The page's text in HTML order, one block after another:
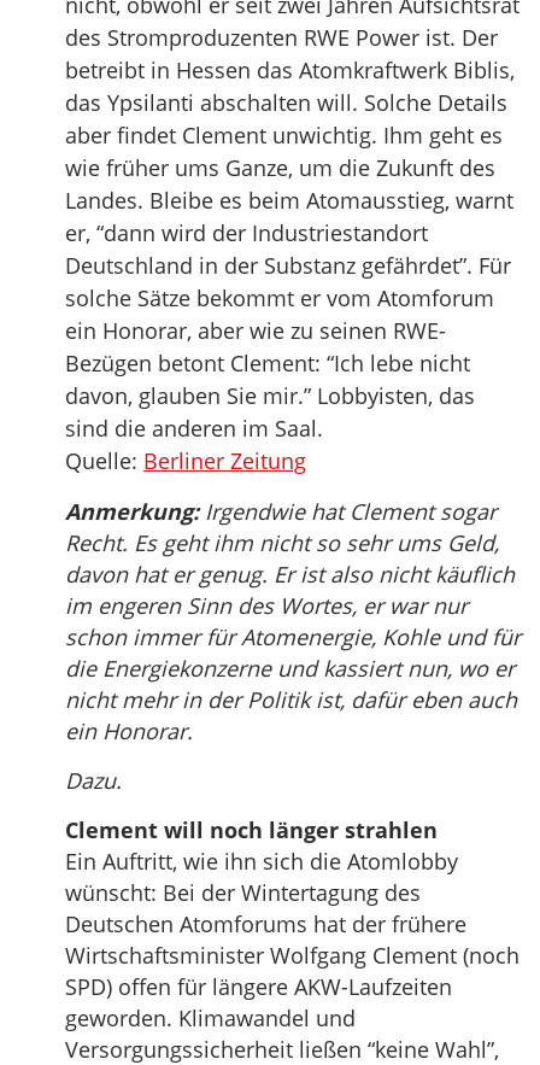
des Stromproduzenten RWE Power ist. Der
betreibt in Hessen das Atomkraftwerk Biblis,
das Ypsilanti abschalten will. Solche Details
aber findet Clement unwichtig. Ihm geht es
wie früher ums Ganze, um die Zukunft des
Landes. Bleibe es beim Atomausstieg, warnt
er, “dann wird der Industriestandort
Deutschland in der Substanz gefährdet”. Für
solche Sätze bekommt er vom Atomforum
ein Honorar, aber wie zu seinen RWE-
Bezügen betont Clement: “Ich lebe nicht
davon, glauben Sie mir.” Lobbyisten, das
sind die anderen im Saal.
Quelle: Berliner Zeitung
Anmerkung:Irgendwie hat Clement sogar
Recht. Es geht ihm nicht so sehr ums Geld,
davon hat er genug. Er ist also nicht käuflich
im engeren Sinn des Wortes, er war nur
schon immer für Atomenergie, Kohle und für
die Energiekonzerne und kassiert nun, wo er
nicht mehr in der Politik ist, dafür eben auch
ein Honorar.
Dazu.
Clement will noch länger strahlen
Ein Auftritt, wie ihn sich die Atomlobby
wünscht: Bei der Wintertagung des
Deutschen Atomforums hat der frühere
Wirtschaftsminister Wolfgang Clement (noch
SPD) offen für längere AKW-Laufzeiten
geworden. Klimawandel und
Versorgungssicherheit ließen “keine Wahl”,